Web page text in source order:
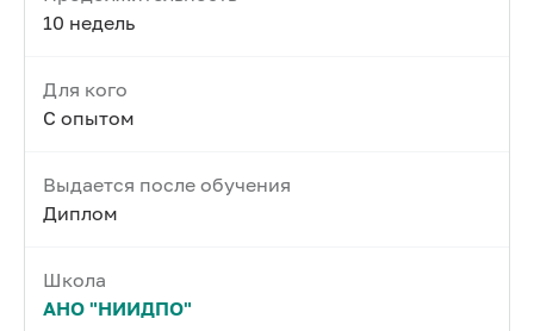
10 недель
Для кого
С опытом
Выдается после обучения
Диплом
Школа
АНО "НИИДПО"